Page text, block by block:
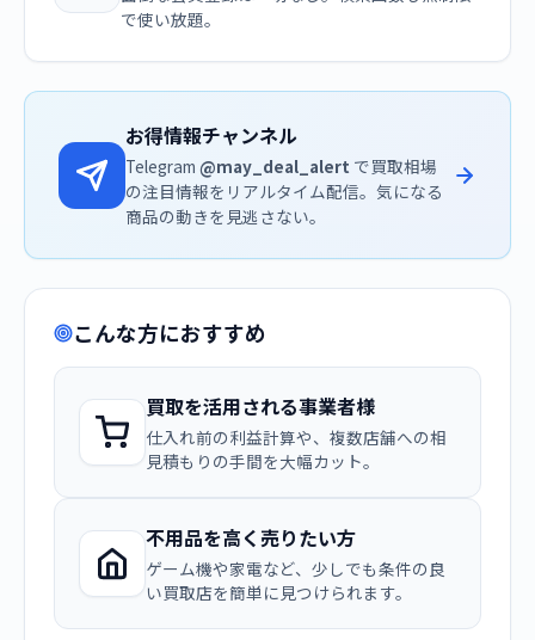
で使い放題。
お得情報チャンネル
Telegram @may_deal_alert で買取相場
の注目情報をリアルタイム配信。気になる
商品の動きを見逃さない。
こんな方におすすめ
買取を活用される事業者様
仕入れ前の利益計算や、複数店舗への相
見積もりの手間を大幅カット。
不用品を高く売りたい方
ゲーム機や家電など、少しでも条件の良
い買取店を簡単に見つけられます。